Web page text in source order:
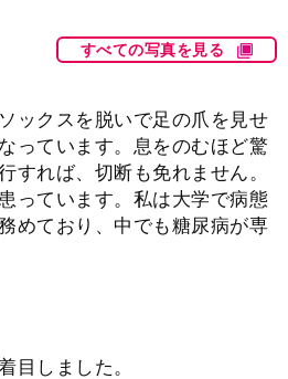
すべての写真を見る
ックスを脱いで足の爪を見せ
っています。息をのむほど驚
すれば、切断も免れません。
っています。私は大学で病態
めており、中でも糖尿病が専
目しました。